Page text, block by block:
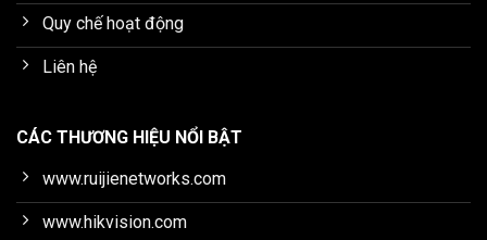
Quy chế hoạt động
Liên hệ
CÁC THƯƠNG HIỆU NỔI BẬT
www.ruijienetworks.com
www.hikvision.com